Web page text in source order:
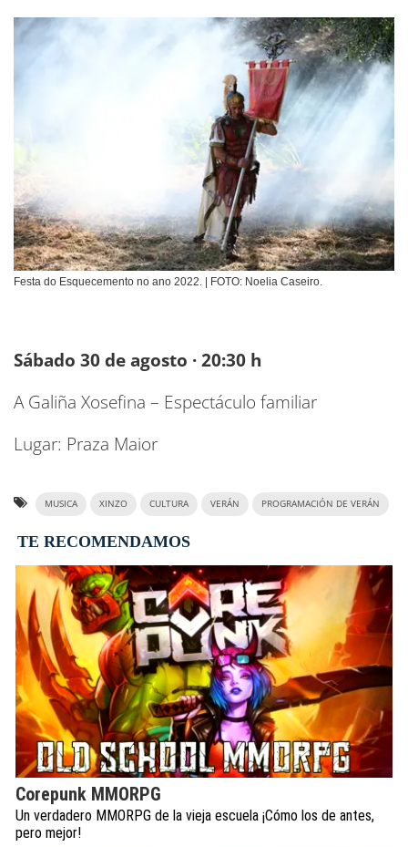
Festa do Esquecemento no ano 2022. | FOTO: Noelia Caseiro.
Sábado 30 de agosto · 20:30 h
A Galiña Xosefina – Espectáculo familiar
Lugar: Praza Maior
MUSICA XINZO CULTURA VERÁN PROGRAMACIÓN DE VERÁN
TE RECOMENDAMOS
Corepunk MMORPG
Un verdadero MMORPG de la vieja escuela ¡Cómo los de antes,
pero mejor!